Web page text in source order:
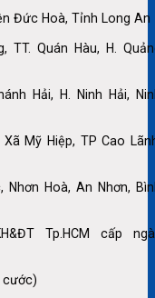
Đức Hoà, Tỉnh Long An
TT. Quán Hàu, H.
Hải, H. Ninh Hải,
Mỹ Hiệp, TP Cao
Nhơn Hoà, An Nhơn,
Tp.HCM cấp
cước)